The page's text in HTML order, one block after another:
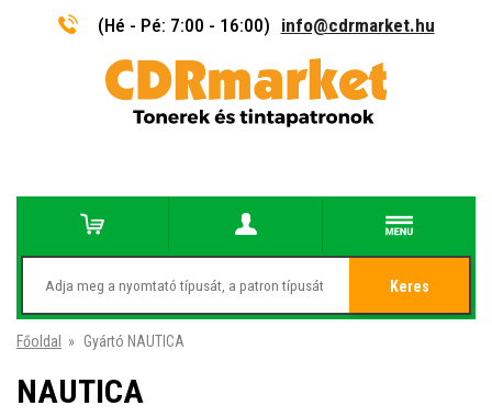
(Hé - Pé: 7:00 - 16:00) info@cdrmarket.hu
Keres
Főoldal » Gyártó NAUTICA
NAUTICA